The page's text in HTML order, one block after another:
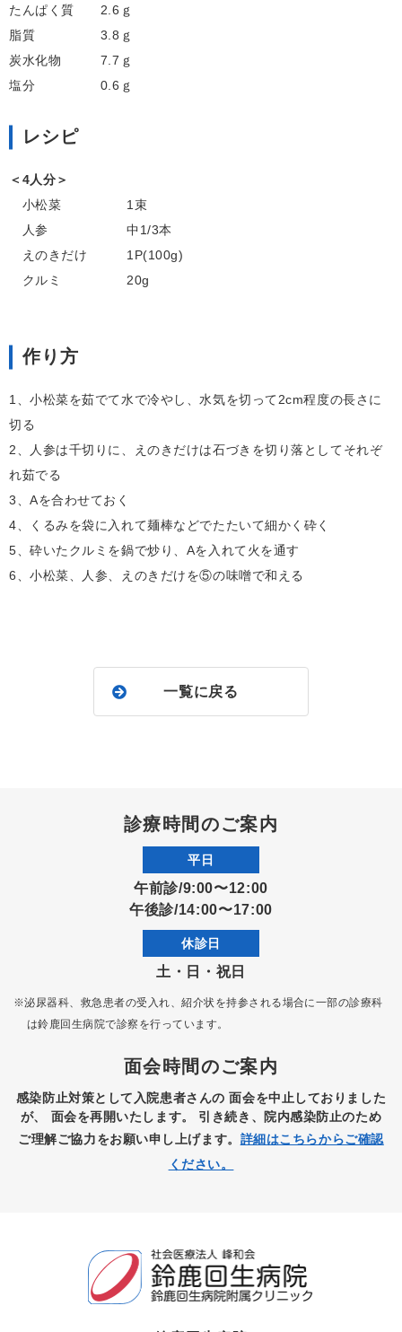
たんぱく質 2.6ｇ
脂質 3.8ｇ
炭水化物 7.7ｇ
塩分 0.6ｇ
レシピ
＜4人分＞
小松菜 1束
人参 中1/3本
えのきだけ 1P(100g)
クルミ 20g
作り方
1、小松菜を茹でて水で冷やし、水気を切って2cm程度の長さに
切る
2、人参は千切りに、えのきだけは石づきを切り落としてそれぞ
れ茹でる
3、Aを合わせておく
4、くるみを袋に入れて麺棒などでたたいて細かく砕く
5、砕いたクルミを鍋で炒り、Aを入れて火を通す
6、小松菜、人参、えのきだけを⑤の味噌で和える
一覧に戻る
診療時間のご案内
平日
午前診/9:00〜12:00
午後診/14:00〜17:00
休診日
土・日・祝日
※泌尿器科、救急患者の受入れ、紹介状を持参される場合に一部の診療科
は鈴鹿回生病院で診察を行っています。
面会時間のご案内
感染防止対策として入院患者さんの面会を中止しておりました
が、 面会を再開いたします。 引き続き、院内感染防止のため
ご理解ご協力をお願い申し上げます。 詳細はこちらからご確認
ください。